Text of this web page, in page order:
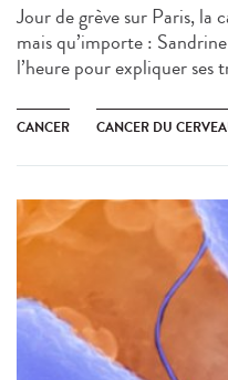
Jour de grève sur Paris, la
mais qu’importe :
l’heure pour expliquer ses
CANCER CANCER DU